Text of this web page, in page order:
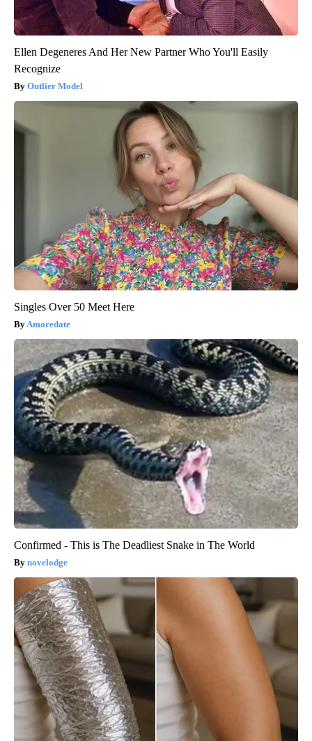
Ellen Degeneres And Her New Partner Who You'll Easily
Recognize
Outlier Model
Singles Over 50 Meet Here
Amoredate
Confirmed - This is The Deadliest Snake in The World
novelodge